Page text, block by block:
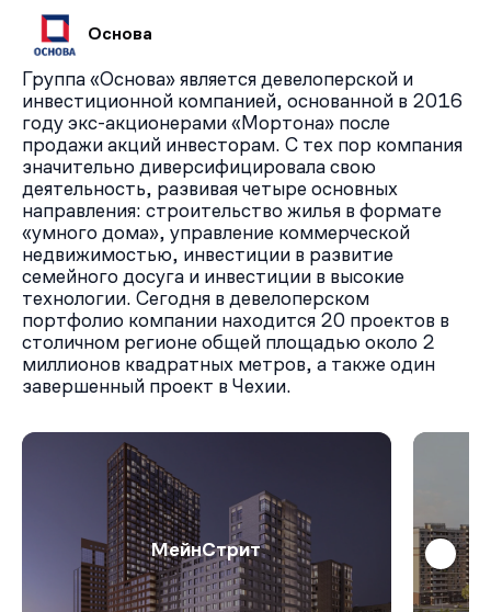
Основа
Группа «Основа» является девелоперской и
инвестиционной компанией, основанной в 2016
году экс-акционерами «Мортона» после
продажи акций инвесторам. С тех пор компания
значительно диверсифицировала свою
деятельность, развивая четыре основных
направления: строительство жилья в формате
«умного дома», управление коммерческой
недвижимостью, инвестиции в развитие
семейного досуга и инвестиции в высокие
технологии. Сегодня в девелоперском
портфолио компании находится 20 проектов в
столичном регионе общей площадью около 2
миллионов квадратных метров, а также один
завершенный проект в Чехии.
МейнСтрит